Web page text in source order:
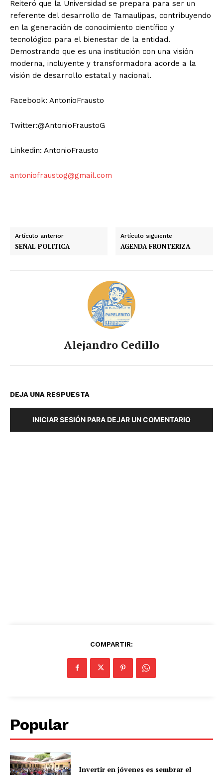
Reiteró que la Universidad se prepara para ser un
referente del desarrollo de Tamaulipas, contribuyendo
en la generación de conocimiento científico y
tecnológico para el bienestar de la entidad.
Demostrando que es una institución con una visión
moderna, incluyente y transformadora acorde a la
visión de desarrollo estatal y nacional.
Facebook: AntonioFrausto
Twitter:@AntonioFraustoG
Linkedin: AntonioFrausto
antoniofraustog@gmail.com
Artículo anterior
SEÑAL POLITICA
Artículo siguiente
AGENDA FRONTERIZA
Alejandro Cedillo
DEJA UNA RESPUESTA
INICIAR SESIÓN PARA DEJAR UN COMENTARIO
COMPARTIR:
Popular
Invertir en jóvenes es sembrar el